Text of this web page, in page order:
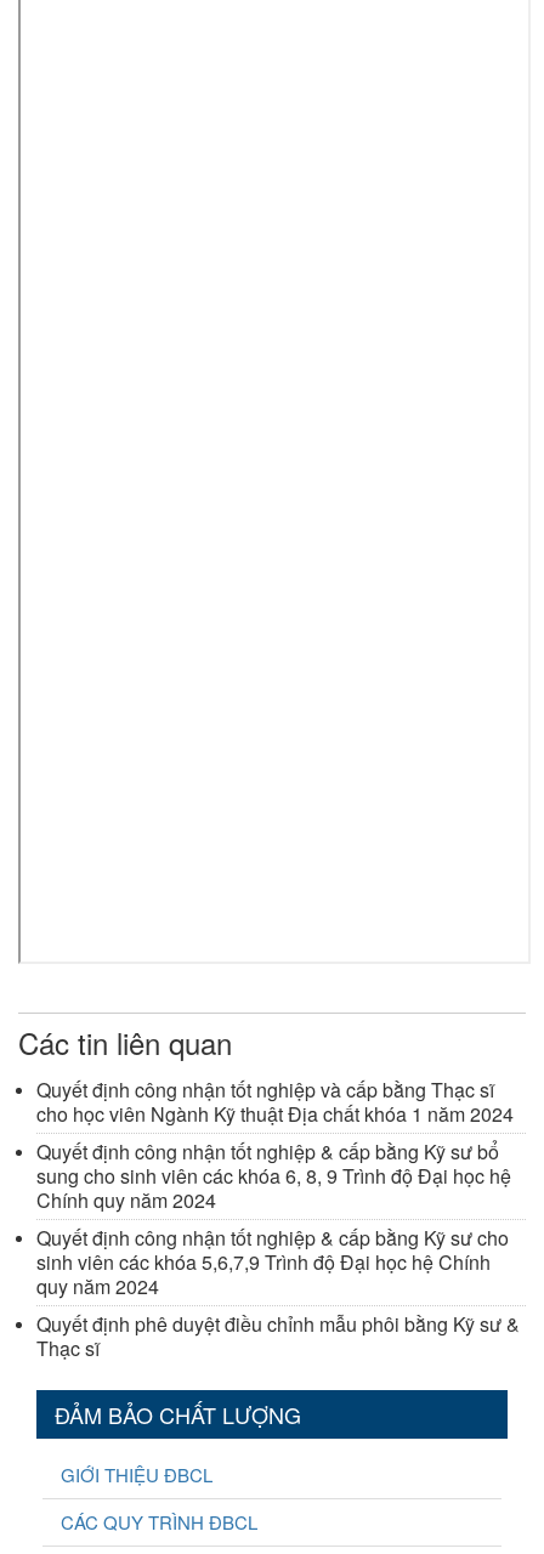
Các tin liên quan
Quyết định công nhận tốt nghiệp và cấp bằng Thạc sĩ
cho học viên Ngành Kỹ thuật Địa chất khóa 1 năm 2024
Quyết định công nhận tốt nghiệp & cấp bằng Kỹ sư bổ
sung cho sinh viên các khóa 6, 8, 9 Trình độ Đại học hệ
Chính quy năm 2024
Quyết định công nhận tốt nghiệp & cấp bằng Kỹ sư cho
sinh viên các khóa 5,6,7,9 Trình độ Đại học hệ Chính
quy năm 2024
Quyết định phê duyệt điều chỉnh mẫu phôi bằng Kỹ sư &
Thạc sĩ
ĐẢM BẢO CHẤT LƯỢNG
GIỚI THIỆU ĐBCL
CÁC QUY TRÌNH ĐBCL